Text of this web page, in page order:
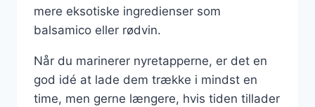
mere eksotiske ingredienser som
balsamico eller rødvin.
Når du marinerer nyretapperne, er det en
god idé at lade dem trække i mindst en
time, men gerne længere, hvis tiden tillader